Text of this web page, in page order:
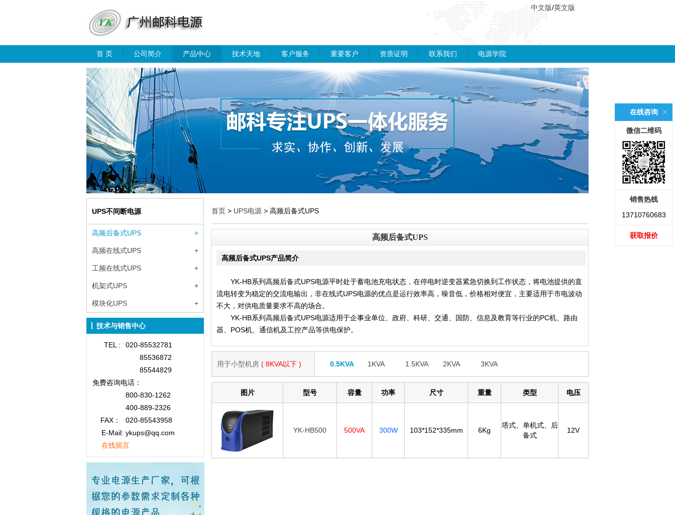
中文版/英文版
首 页 公司简介 产品中心 技术天地 客户服务 重要客户 资质证明 联系我们 电源学院
UPS不间断电源
+
高频后备式UPS
+
高频在线式UPS
+
工频在线式UPS
+
机架式UPS
+
模块化UPS
技术与销售中心
TEL :
020-85532781
85536872
85544829
免费咨询电话：
800-830-1262
400-889-2326
FAX：
020-85543958
E-Mail: ykups@qq.com
在线留言
首页 > UPS电源 > 高频后备式UPS
高频后备式UPS
高频后备式UPS产品简介
YK-HB系列高频后备式UPS电源平时处于蓄电池充电状态，在停电时逆变器紧急切换到工作状态，将电池提供的直
流电转变为稳定的交流电输出，非在线式UPS电源的优点是运行效率高，噪音低，价格相对便宜，主要适用于市电波动
不大，对供电质量要求不高的场合。
YK-HB系列高频后备式UPS电源适用于企事业单位、政府、科研、交通、国防、信息及教育等行业的PC机、路由
器、POS机、通信机及工控产品等供电保护。
用于小型机房 ( 8KVA以下 ) 0.5KVA 1KVA 1.5KVA 2KVA 3KVA
图片 型号 容量 功率 尺寸 重量 类型 电压
YK-HB500 500VA 300W 103*152*335mm 6Kg
塔式、单机式、后
备式
12V
在线咨询
微信二维码
销售热线
13710760683
获取报价